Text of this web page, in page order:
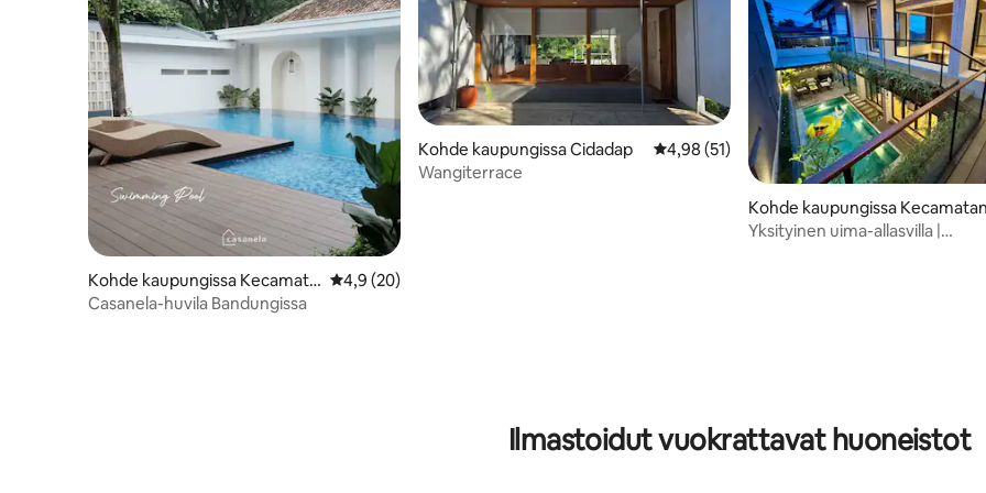
Kohde kaupungissa Kecamata
n Sumur Bandung
Keskimääräinen arvio 4,9/5, 20 arvostelua
4,9 (20)
Casanela-huvila Bandungissa
Kohde kaupungissa Cidadap Keskimääräinen arvio 4,98/5, 51 arvostelua
4,98 (51)
Wangiterrace
Kohde kaupungissa
ibeunying Kaler
Yksityinen uima-allasvilla |
Ilmastoidut vuokrattavat huoneistot